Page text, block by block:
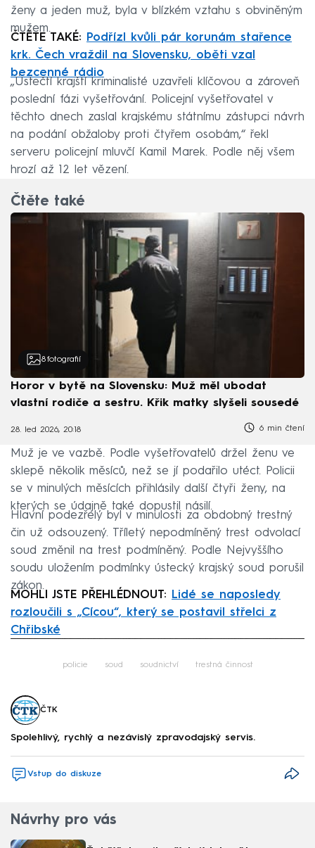
ženy a jeden muž, byla v blízkém vztahu s obviněným
mužem.
ČTĚTE TAKÉ:
Podřízl kvůli pár korunám stařence
krk. Čech vraždil na Slovensku, oběti vzal
bezcenné rádio
„Ústečtí krajští kriminalisté uzavřeli klíčovou a zároveň
poslední fázi vyšetřování. Policejní vyšetřovatel v
těchto dnech zaslal krajskému státnímu zástupci návrh
na podání obžaloby proti čtyřem osobám,“ řekl
serveru policejní mluvčí Kamil Marek. Podle něj všem
hrozí až 12 let vězení.
Čtěte také
8 fotografií
Horor v bytě na Slovensku: Muž měl ubodat
vlastní rodiče a sestru. Křik matky slyšeli sousedé
28. led 2026, 20:18 6 min čtení
Muž je ve vazbě. Podle vyšetřovatelů držel ženu ve
sklepě několik měsíců, než se jí podařilo utéct. Policii
se v minulých měsících přihlásily další čtyři ženy, na
kterých se údajně také dopustil násilí.
Hlavní podezřelý byl v minulosti za obdobný trestný
čin už odsouzený. Tříletý nepodmíněný trest odvolací
soud změnil na trest podmíněný. Podle Nejvyššího
soudu uložením podmínky ústecký krajský soud porušil
zákon.
MOHLI JSTE PŘEHLÉDNOUT: Lidé se naposledy
rozloučili s „Cícou“, který se postavil střelci z
Chřibské
policie soud soudnictví trestná činnost
ČTK
Spolehlivý, rychlý a nezávislý zpravodajský servis.
Vstup do diskuze
Návrhy pro vás